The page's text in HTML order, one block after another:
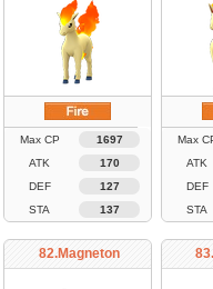
Max CP
1697
ATK
170
DEF
127
STA
137
Max
ATK
DEF
STA
82.Magneton